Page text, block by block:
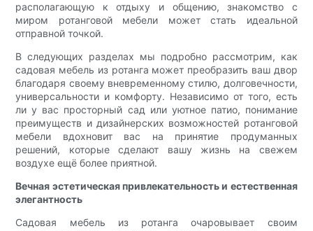
располагающую к отдыху и общению, знакомство с
миром ротанговой мебели может стать идеальной
отправной точкой.
В следующих разделах мы подробно рассмотрим, как
садовая мебель из ротанга может преобразить ваш двор
благодаря своему вневременному стилю, долговечности,
универсальности и комфорту. Независимо от того, есть
ли у вас просторный сад или уютное патио, понимание
преимуществ и дизайнерских возможностей ротанговой
мебели вдохновит вас на принятие продуманных
решений, которые сделают вашу жизнь на свежем
воздухе ещё более приятной.
Вечная эстетическая привлекательность и естественная
элегантность
Садовая мебель из ротанга очаровывает своим